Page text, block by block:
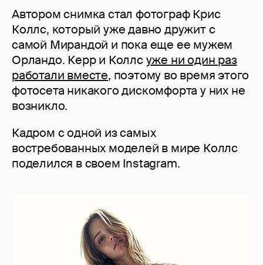
Автором снимка стал фотограф Крис
Коллс, который уже давно дружит с
самой Мирандой и пока еще ее мужем
Орландо. Керр и Коллсуже ни один раз
работали вместе, поэтому во время этого
фотосета никакого дискомфорта у них не
возникло.
Кадром с одной из самых
востребованных моделей в мире Коллс
поделился в своем Instagram.